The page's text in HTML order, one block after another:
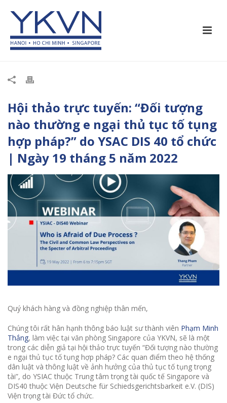
Hội thảo trực tuyến: “Đối tượng
nào thường e ngại thủ tục tố tụng
hợp pháp?” do YSAC DIS 40 tổ chức
| Ngày 19 tháng 5 năm 2022
Quý khách hàng và đồng nghiệp thân mến,
Chúng tôi rất hân hạnh thông báo luật sư thành viên Phạm Minh
Thắng, làm việc tại văn phòng Singapore của YKVN, sẽ là một
trong các diễn giả tại hội thảo trực tuyến “Đối tượng nào thường
e ngại thủ tục tố tụng hợp pháp? Các quan điểm theo hệ thống
dân luật và thông luật về ảnh hưởng của thủ tục tố tụng trọng
tài”, do YSIAC thuộc Trung tâm trọng tài quốc tế Singapore và
DIS40 thuộc Viện Deutsche für Schiedsgerichtsbarkeit e.V. (DIS)
Viện trọng tài Đức tổ chức.